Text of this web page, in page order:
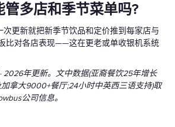
管多店和季节菜单吗?
次更新就把新季节饮品和定价推到每家店与
比对各店表现——这在更老或单收银机系统
2026年更新。文中数据(亚裔餐饮25年增长
加拿大9000+餐厅;24小时中英西三语支持)取
公司信息。